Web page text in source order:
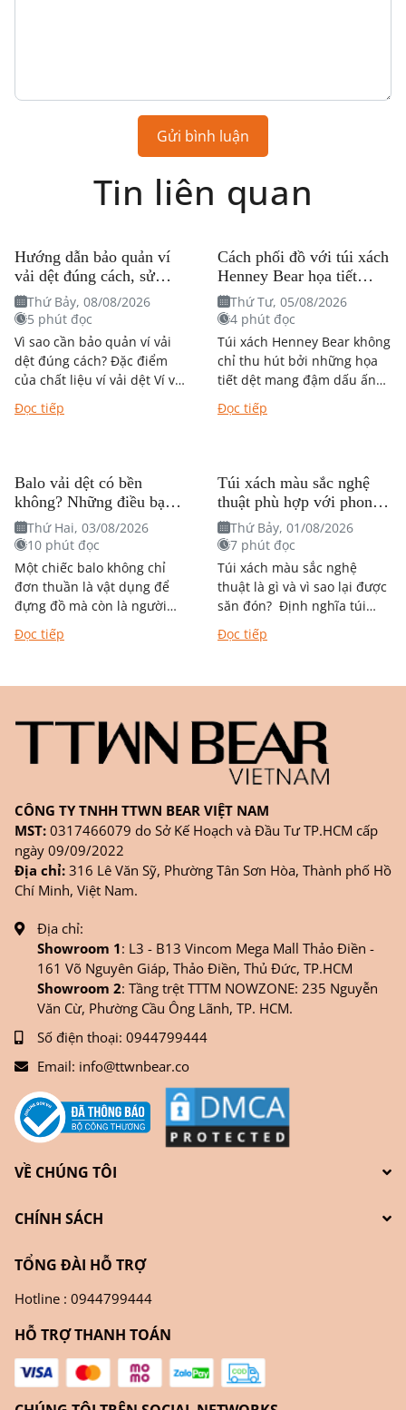
Gửi bình luận
Tin liên quan
Hướng dẫn bảo quản ví
vải dệt đúng cách, sử
dụng bền theo thời gian
Thứ Bảy, 08/08/2026
5 phút đọc
Vì sao cần bảo quản ví vải
dệt đúng cách? Đặc điểm
của chất liệu ví vải dệt Ví vải
thích nhờ thiết...
Đọc tiếp
Cách phối đồ với túi xách
Henney Bear họa tiết
mang đậm dấu ấn nghệ
thuật?
Thứ Tư, 05/08/2026
4 phút đọc
Túi xách Henney Bear không
chỉ thu hút bởi những họa
tiết dệt mang đậm dấu ấn
kết hợp với...
Đọc tiếp
Balo vải dệt có bền
không? Những điều bạn
nên biết trước khi quyết
định mua
Thứ Hai, 03/08/2026
10 phút đọc
Một chiếc balo không chỉ
đơn thuần là vật dụng để
đựng đồ mà còn là người
chặng đường học tập,...
Đọc tiếp
Túi xách màu sắc nghệ
thuật phù hợp với phong
cách nào?
Thứ Bảy, 01/08/2026
7 phút đọc
Túi xách màu sắc nghệ
thuật là gì và vì sao lại được
săn đón? Định nghĩa túi
nghệ thuật Khác với túi
Đọc tiếp
CÔNG TY TNHH TTWN BEAR VIỆT NAM
MST: 0317466079 do Sở Kế Hoạch và Đầu Tư TP.HCM cấp
ngày 09/09/2022
Địa chỉ: 316 Lê Văn Sỹ, Phường Tân Sơn Hòa, Thành phố Hồ
Chí Minh, Việt Nam.
Địa chỉ:
Showroom 1: L3 - B13 Vincom Mega Mall Thảo Điền -
161 Võ Nguyên Giáp, Thảo Điền, Thủ Đức, TP.HCM
Showroom 2: Tầng trệt TTTM NOWZONE: 235 Nguyễn
Văn Cừ, Phường Cầu Ông Lãnh, TP. HCM.
Số điện thoại: 0944799444
Email: info@ttwnbear.co
VỀ CHÚNG TÔI
CHÍNH SÁCH
TỔNG ĐÀI HỖ TRỢ
Hotline : 0944799444
HỖ TRỢ THANH TOÁN